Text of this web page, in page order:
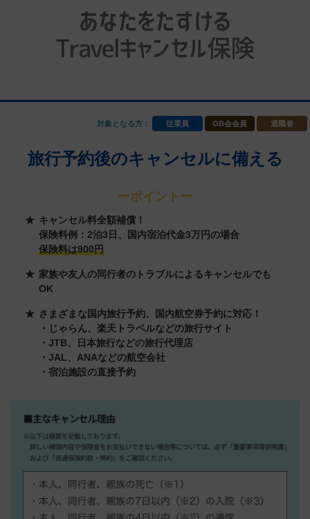
対象となる方： 従業員 OB会会員 退職者
旅行予約後のキャンセルに備える
ーポイントー
キャンセル料全額補償！
保険料例：2泊3日、国内宿泊代金3万円の場合
保険料は900円
家族や友人の同行者のトラブルによるキャンセルでも
OK
さまざまな国内旅行予約、国内航空券予約に対応！
・じゃらん、楽天トラベルなどの旅行サイト
・JTB、日本旅行などの旅行代理店
・JAL、ANAなどの航空会社
・宿泊施設の直接予約